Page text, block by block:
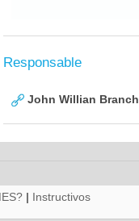
Responsable
John Willian
| Instructivos